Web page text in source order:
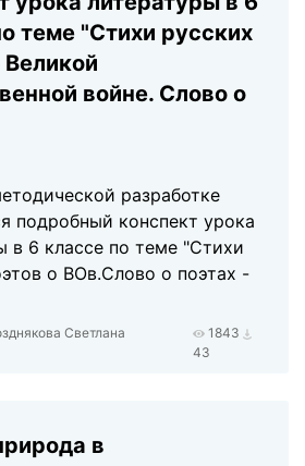
теме "Стихи русских
Великой
войне. Слово о
разработке
подробный конспект урока
в 6 классе по теме "Стихи
о ВОв.Слово о поэтах -
Светлана
1843
43
в